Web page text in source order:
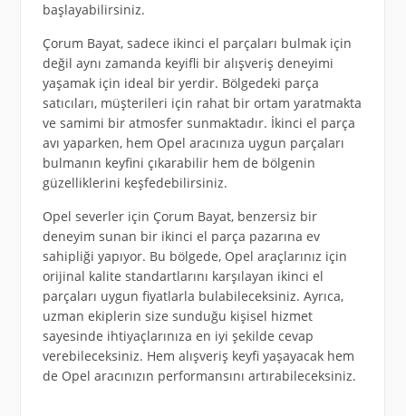
başlayabilirsiniz.
Çorum Bayat, sadece ikinci el parçaları bulmak için
değil aynı zamanda keyifli bir alışveriş deneyimi
yaşamak için ideal bir yerdir. Bölgedeki parça
satıcıları, müşterileri için rahat bir ortam yaratmakta
ve samimi bir atmosfer sunmaktadır. İkinci el parça
avı yaparken, hem Opel aracınıza uygun parçaları
bulmanın keyfini çıkarabilir hem de bölgenin
güzelliklerini keşfedebilirsiniz.
Opel severler için Çorum Bayat, benzersiz bir
deneyim sunan bir ikinci el parça pazarına ev
sahipliği yapıyor. Bu bölgede, Opel araçlarınız için
orijinal kalite standartlarını karşılayan ikinci el
parçaları uygun fiyatlarla bulabileceksiniz. Ayrıca,
uzman ekiplerin size sunduğu kişisel hizmet
sayesinde ihtiyaçlarınıza en iyi şekilde cevap
verebileceksiniz. Hem alışveriş keyfi yaşayacak hem
de Opel aracınızın performansını artırabileceksiniz.